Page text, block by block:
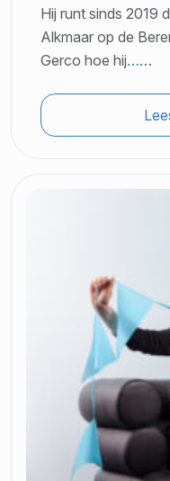
Hij runt sinds 2019
Alkmaar op de
Gerco hoe hij……